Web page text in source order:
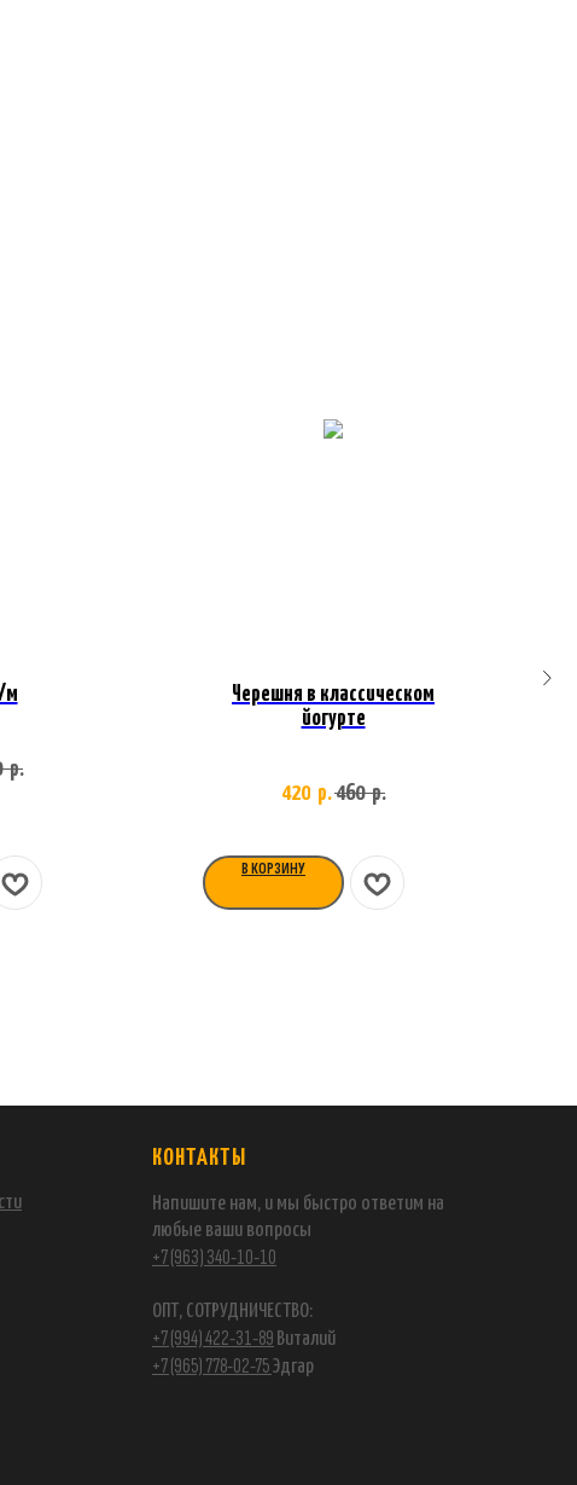
м
р.
Черешня в классическом
йогурте
420 р.460 р.
В КОРЗИНУ
КОНТАКТЫ
Напишите нам, и мы быстро ответим на
любые ваши вопросы
+7 (963) 340-10-10
ОПТ, СОТРУДНИЧЕСТВО:
+7 (994) 422-31-89 Виталий
+7 (965) 778-02-75Эдгар